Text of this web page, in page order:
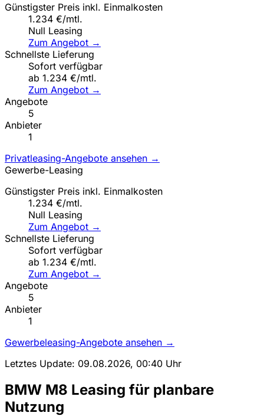
Günstigster Preis inkl. Einmalkosten
1.234 €/mtl.
Null Leasing
Zum Angebot →
Schnellste Lieferung
Sofort verfügbar
ab 1.234 €/mtl.
Zum Angebot →
Angebote
5
Anbieter
1
Privatleasing-Angebote ansehen →
Gewerbe-Leasing
Günstigster Preis inkl. Einmalkosten
1.234 €/mtl.
Null Leasing
Zum Angebot →
Schnellste Lieferung
Sofort verfügbar
ab 1.234 €/mtl.
Zum Angebot →
Angebote
5
Anbieter
1
Gewerbeleasing-Angebote ansehen →
Letztes Update: 09.08.2026, 00:40 Uhr
BMW M8 Leasing für planbare
Nutzung